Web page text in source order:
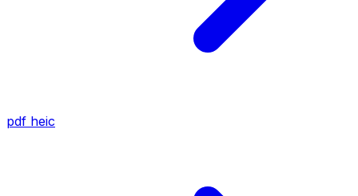
pdf heic